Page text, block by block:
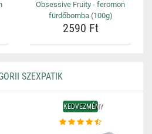
Obsessive Fruity - feromon
fürdőbomba (100g)
2590 Ft
SZEXPATIK
KEDVEZMÉNY